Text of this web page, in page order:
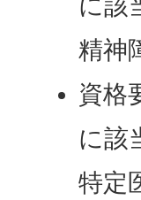
に該
精神
資格
に該
特定